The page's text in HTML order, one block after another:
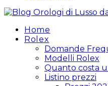
Home
Rolex
Domande
Modelli Rolex
Quanto costa
Listino prezzi